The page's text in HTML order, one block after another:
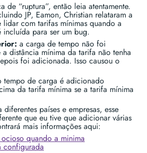
de “ruptura”, então leia atentamente.
JP, Eamon, Christian relataram a
lidar com tarifas mínimas quando a
incluída para ser um bug.
a carga de tempo não foi
distância mínima da tarifa não tenha
foi adicionada. Isso causou o
tempo de carga é adicionado
da tarifa mínima se a tarifa mínima
países e empresas, esse
que eu tive que adicionar várias
mais informações aqui:
quando a minima
configurada